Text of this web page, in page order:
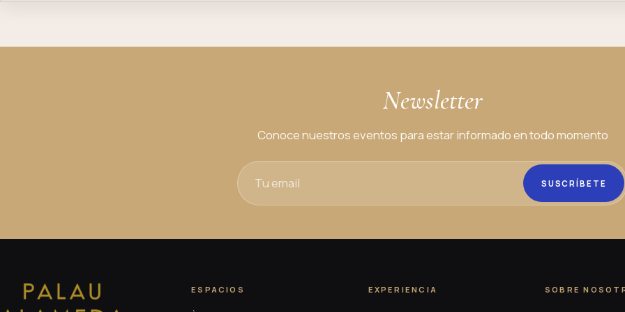
Newsletter
Conoce nuestros eventos para estar informado en todo momento
SUSCRÍBETE
ESPACIOS EXPERIENCIA SOBRE